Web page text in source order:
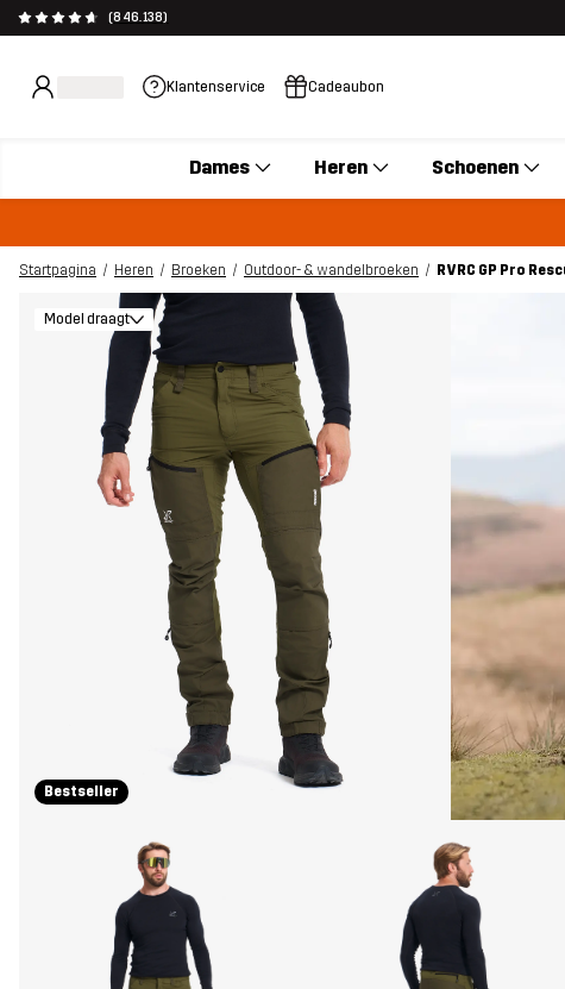
(846.138)
Klantenservice Cadeaubon
Dames Heren Schoenen
Startpagina Heren Broeken Outdoor- & wandelbroeken
RVRC GP Pro
Bestseller
Model draagt